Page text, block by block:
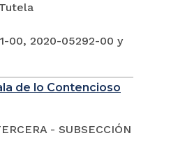
00, 2020-05292-00 y
de lo Contencioso
- SUBSECCIÓN